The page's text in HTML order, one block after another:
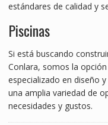
estándares de calidad y
Piscinas
Si está buscando
Conlara, somos la
especializado en diseño
una amplia variedad de
necesidades y gustos.